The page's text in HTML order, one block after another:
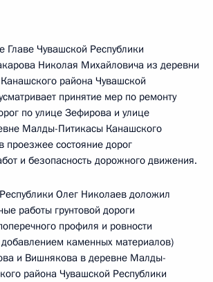
Главе Чувашской Республики
Николая Михайловича из деревни
района Чувашской
принятие мер по ремонту
по улице Зефирова и улице
Малды-Питикасы Канашского
проезжее состояние дорог
и безопасность дорожного движения.
Олег Николаев доложил
работы грунтовой дороги
профиля и ровности
каменных материалов)
и Вишнякова в деревне Малды-
района Чувашской Республики